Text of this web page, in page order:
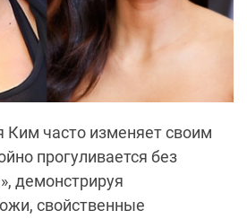
Ким часто изменяет своим
прогуливается без
демонстрируя
свойственные